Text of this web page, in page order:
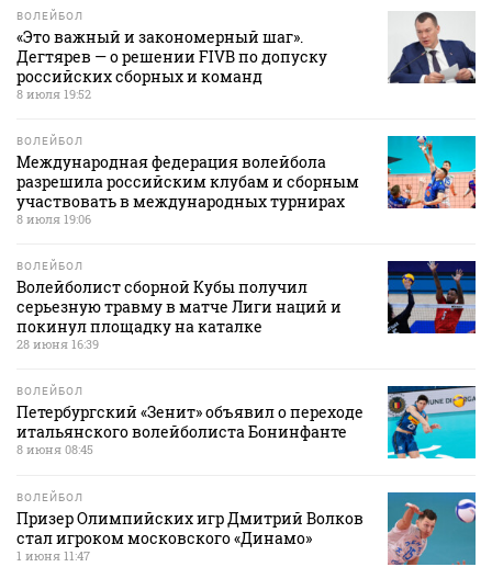
ВОЛЕЙБОЛ
«Это важный и закономерный шаг».
Дегтярев — о решении FIVB по допуску
российских сборных и команд
8 июля 19:52
ВОЛЕЙБОЛ
Международная федерация волейбола
разрешила российским клубам и сборным
участвовать в международных турнирах
8 июля 19:06
ВОЛЕЙБОЛ
Волейболист сборной Кубы получил
серьезную травму в матче Лиги наций и
покинул площадку на каталке
28 июня 16:39
ВОЛЕЙБОЛ
Петербургский «Зенит» объявил о переходе
итальянского волейболиста Бонинфанте
8 июня 08:45
ВОЛЕЙБОЛ
Призер Олимпийских игр Дмитрий Волков
стал игроком московского «Динамо»
1 июня 11:47